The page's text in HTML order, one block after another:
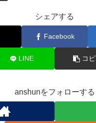
シェアする
Facebook
LINE コ
anshunをフォローする